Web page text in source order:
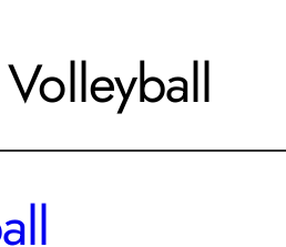
Volleyball